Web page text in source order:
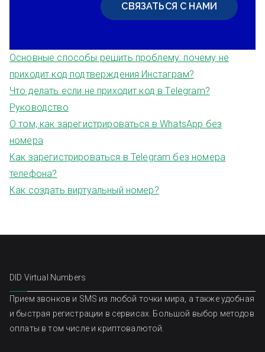
СВЯЗАТЬСЯ С НАМИ
Основные способы решить проблему: почему не
приходит код подтверждения Инстаграм?
Что делать если не приходит код в Telegram?
Руководство
О том, как зарегистрироваться в WhatsApp без
номера
Как зарегистрироваться в Telegram без номера
телефона?
Как создать виртуальный номер?
DID Virtual Numbers
Прием звонков и SMS из любой точки мира, а также удобная
и быстрая регистрации в сервисах. Большой выбор методов
оплаты в том числе и криптовалютой.